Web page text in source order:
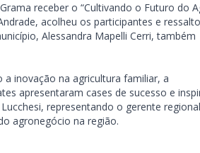
receber o “Cultivando o Futuro do
acolheu os participantes e
Alessandra Mapelli Cerri, também
inovação na agricultura familiar, a
apresentaram cases de sucesso e
representando o gerente
agronegócio na região.